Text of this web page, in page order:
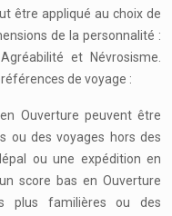
être appliqué au choix de
de la personnalité :
et Névrosisme.
de voyage :
Ouverture peuvent être
ou des voyages hors des
ou une expédition en
score bas en Ouverture
plus familières ou des